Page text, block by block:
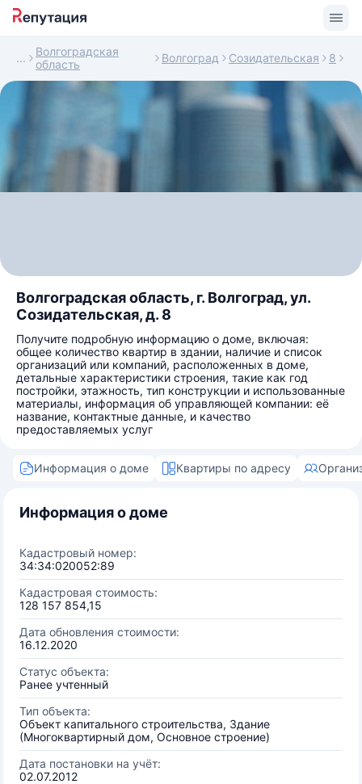
Волгоградская
область
Волгоград Созидательская 8
Волгоградская область, г. Волгоград, ул.
Созидательская, д. 8
Получите подробную информацию о доме, включая:
общее количество квартир в здании, наличие и список
организаций или компаний, расположенных в доме,
детальные характеристики строения, такие как год
постройки, этажность, тип конструкции и использованные
материалы, информация об управляющей компании: её
название, контактные данные, и качество
предоставляемых услуг
Информация о доме Квартиры по адресу
Информация о доме
Кадастровый номер:
34:34:020052:89
Кадастровая стоимость:
128 157 854,15
Дата обновления стоимости:
16.12.2020
Статус объекта:
Ранее учтенный
Тип объекта:
Объект капитального строительства, Здание
(Многоквартирный дом, Основное строение)
Дата постановки на учёт:
02.07.2012